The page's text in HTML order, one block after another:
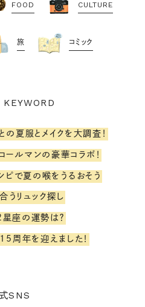
FOOD CULTURE
旅 コミック
夏服とメイクを大調査！
ールマンの豪華コラボ！
ピで夏の喉をうるおそう
うリュック探し
座の運勢は？
周年を迎えました！
SNS